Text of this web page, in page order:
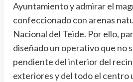
Ayuntamiento y admirar el
confeccionado con arenas
Nacional del Teide. Por ello,
diseñado un operativo que no
pendiente del interior del
exteriores y del todo el centro